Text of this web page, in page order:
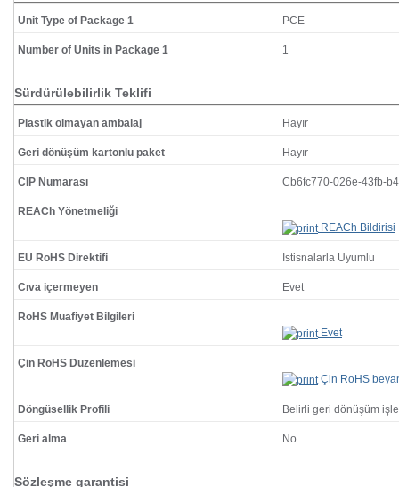
Unit Type of Package 1 PCE
Number of Units in Package 1 1
Sürdürülebilirlik Teklifi
Plastik olmayan ambalaj Hayır
Geri dönüşüm kartonlu paket Hayır
CIP Numarası Cb6fc770-026e-43fb-
REACh Yönetmeliği
REACh Bildirisi
EU RoHS Direktifi İstisnalarla Uyumlu
Cıva içermeyen Evet
RoHS Muafiyet Bilgileri
Evet
Çin RoHS Düzenlemesi
Çin RoHS
Döngüsellik Profili Belirli geri dönüşüm
Geri alma No
Sözleşme garantisi